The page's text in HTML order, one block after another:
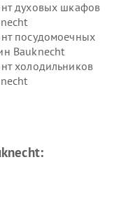
духовых шкафов
посудомоечных
Bauknecht
холодильников